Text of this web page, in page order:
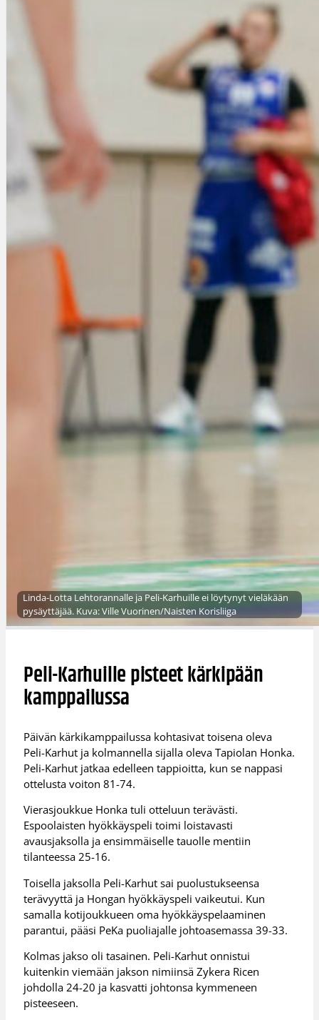
Linda-Lotta Lehtorannalle ja Peli-Karhuille ei löytynyt vieläkään
pysäyttäjää. Kuva: Ville Vuorinen/Naisten Korisliiga
Peli-Karhuille pisteet kärkipään
kamppailussa
Päivän kärkikamppailussa kohtasivat toisena oleva
Peli-Karhut ja kolmannella sijalla oleva Tapiolan Honka.
Peli-Karhut jatkaa edelleen tappioitta, kun se nappasi
ottelusta voiton 81-74.
Vierasjoukkue Honka tuli otteluun terävästi.
Espoolaisten hyökkäyspeli toimi loistavasti
avausjaksolla ja ensimmäiselle tauolle mentiin
tilanteessa 25-16.
Toisella jaksolla Peli-Karhut sai puolustukseensa
terävyyttä ja Hongan hyökkäyspeli vaikeutui. Kun
samalla kotijoukkueen oma hyökkäyspelaaminen
parantui, pääsi PeKa puoliajalle johtoasemassa 39-33.
Kolmas jakso oli tasainen. Peli-Karhut onnistui
kuitenkin viemään jakson nimiinsä Zykera Ricen
johdolla 24-20 ja kasvatti johtonsa kymmeneen
pisteeseen.